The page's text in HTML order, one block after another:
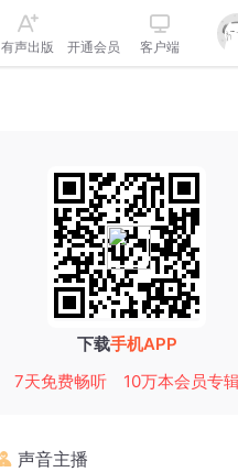
有声出版 开通会员 客户端
下载手机APP
7天免费畅听
10万本会员专
声音主播